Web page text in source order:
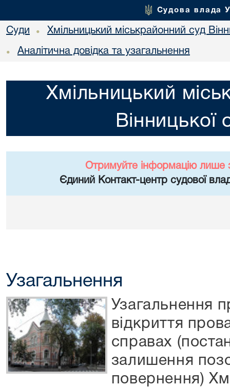
Судова влада
Суди • Хмільницький міськрайонний суд
• Аналітична довідка та узагальнення
Хмільницький
Вінницької
Отримуйте інформацію лише
Єдиний Контакт-центр судової
Узагальнення
Узагальнення
відкриття
справах
залишення
повернення)